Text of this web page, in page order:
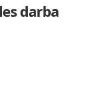
darba